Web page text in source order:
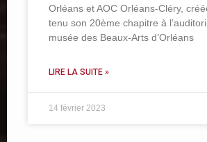
Orléans et AOC Orléans-Cléry,
tenu son 20ème chapitre à
musée des Beaux-Arts d’Orléans
LIRE LA SUITE »
14 février 2023